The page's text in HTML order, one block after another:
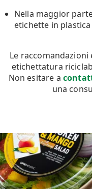
Nella maggior
etichette in
Le
etichettatura
Non esitare a
una